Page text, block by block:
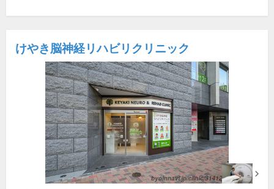
けやき脳神経リハビリクリニック